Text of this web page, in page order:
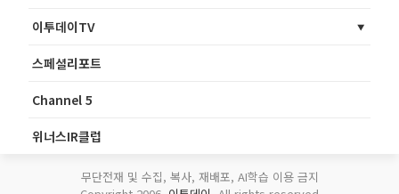
이투데이TV
스페셜리포트
Channel 5
위너스IR클럽
무단전재 및 수집, 복사, 재배포, AI학습 이용 금지